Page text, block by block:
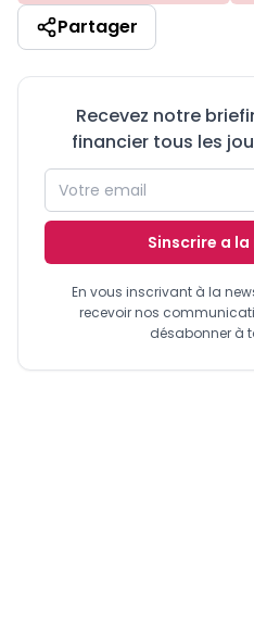
Partager
Recevez notre
financier tous les
Sinscrire a
En vous inscrivant à la
recevoir nos
désabonner à